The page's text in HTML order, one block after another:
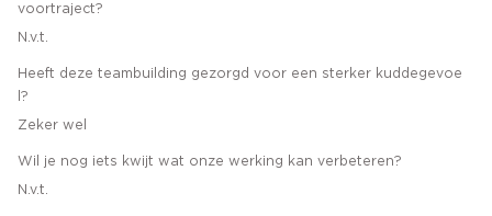
voortraject?
N.v.t.
Heeft deze teambuilding gezorgd voor een sterker kuddegevoe
l?
Zeker wel
Wil je nog iets kwijt wat onze werking kan verbeteren?
N.v.t.